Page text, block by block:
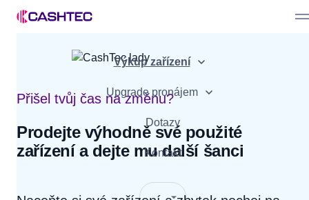
Výkup zařízení
Bonusy
Partner Program
Jak to funguje
Upgrade pronájem
Nabídka zařízení
Výhody
Pro podnikatele
Jak to funguje
Dotazy
Kontakt
Přišel tvůj čas na změnu?
Prodejte výhodně své použité
zařízení a dejte mu další šanci